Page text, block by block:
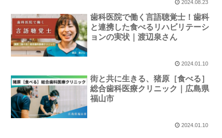
2024.08.23
歯科医院で働く言語聴覚士！歯科
と連携した食べるリハビリテーシ
ョンの実状｜渡辺泉さん
2024.01.10
街と共に生きる、猪原［食べる］
総合歯科医療クリニック｜広島県
福山市
2024.01.10